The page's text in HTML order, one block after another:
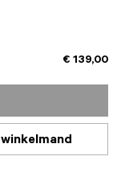
€ 139,00
winkelmand